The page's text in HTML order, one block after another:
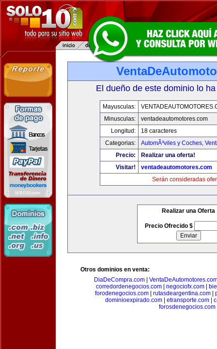
El dueño de este dominio lo
Mayusculas:
Minusculas:
ventadeautomotores.com
Longitud:
18 caracteres
Categorias:
AutomÃ³viles y Coches,
Precio:
Realizar una oferta!
Visitar!
ventadeautomotores.com
Serán consideradas
Realizar una Oferta
Precio Ofrecido $
Otros dominios en venta:
DiaDeCompra.com|
corredordenegocios.com
negociofx.com
forodenegocios.com| rutasdeargentina.com|
dominioexpirado.com| etransporte.com|
forosdenegocios.com